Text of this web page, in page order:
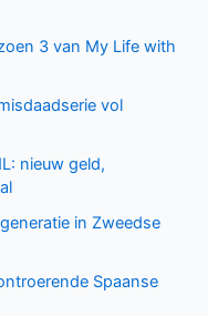
3 van My Life with
vol
nieuw geld,
in Zweedse
Spaanse